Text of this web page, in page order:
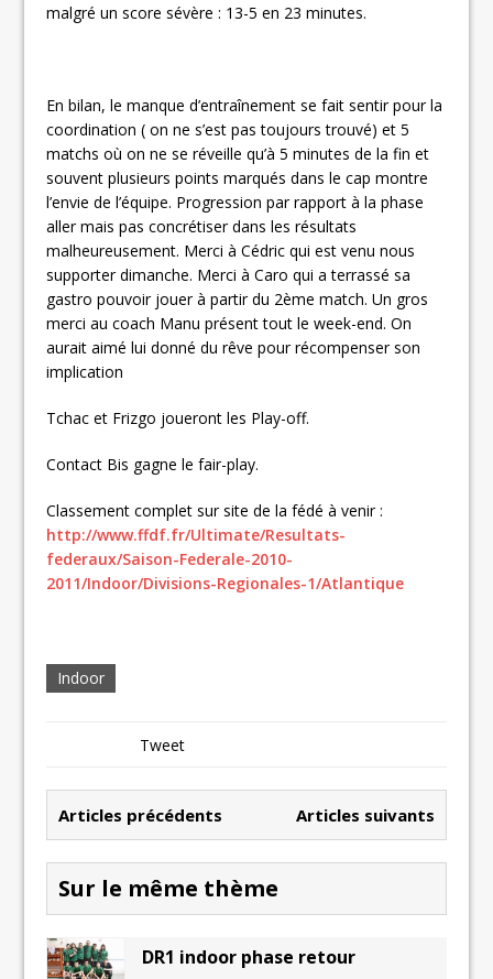
malgré un score sévère : 13-5 en 23 minutes.
En bilan, le manque d’entraînement se fait sentir pour la
coordination ( on ne s’est pas toujours trouvé) et 5
matchs où on ne se réveille qu’à 5 minutes de la fin et
souvent plusieurs points marqués dans le cap montre
l’envie de l’équipe. Progression par rapport à la phase
aller mais pas concrétiser dans les résultats
malheureusement. Merci à Cédric qui est venu nous
supporter dimanche. Merci à Caro qui a terrassé sa
gastro pouvoir jouer à partir du 2ème match. Un gros
merci au coach Manu présent tout le week-end. On
aurait aimé lui donné du rêve pour récompenser son
implication
Tchac et Frizgo joueront les Play-off.
Contact Bis gagne le fair-play.
Classement complet sur site de la fédé à venir :
http://www.ffdf.fr/Ultimate/Resultats-
federaux/Saison-Federale-2010-
2011/Indoor/Divisions-Regionales-1/Atlantique
Indoor
Tweet
Articles précédents Articles suivants
Sur le même thème
DR1 indoor phase retour